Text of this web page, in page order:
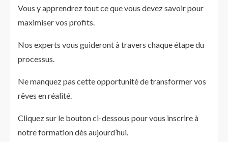
Vous y apprendrez tout ce que vous devez savoir pour
maximiser vos profits.
Nos experts vous guideront à travers chaque étape du
processus.
Ne manquez pas cette opportunité de transformer vos
rêves en réalité.
Cliquez sur le bouton ci-dessous pour vous inscrire à
notre formation dès aujourd’hui.